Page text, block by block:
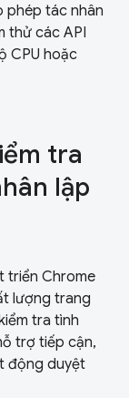
phép tác nhân
thử các API
CPU hoặc
tra
lập
triển Chrome
lượng trang
tra tình
trợ tiếp cận,
động duyệt